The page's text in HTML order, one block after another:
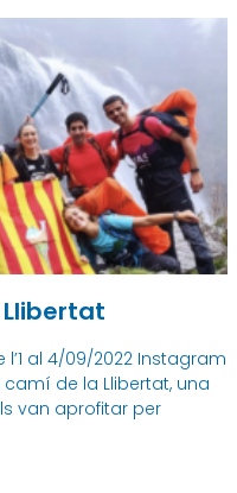
Llibertat
l’1 al 4/09/2022 Instagram
camí de la Llibertat, una
van aprofitar per